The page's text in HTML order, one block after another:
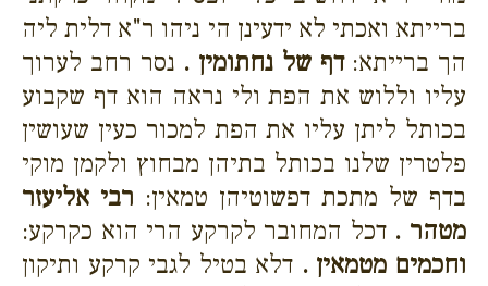
ברייתא ואכתי לא ידעינן הי ניהו ר"א דלית ליה
הך ברייתא:דף של נחתומין . נסר רחב לערוך
עליו וללוש את הפת ולי נראה הוא דף שקבוע
בכותל ליתן עליו את הפת למכור כעין שעושין
פלטרין שלנו בכותל בתיהן מבחוץ ולקמן מוקי
בדף של מתכת דפשוטיהן טמאין: רבי אליעזר
מטהר . דכל המחובר לקרקע הרי הוא כקרקע:
וחכמים מטמאין . דלא בטיל לגבי קרקע ותיקון